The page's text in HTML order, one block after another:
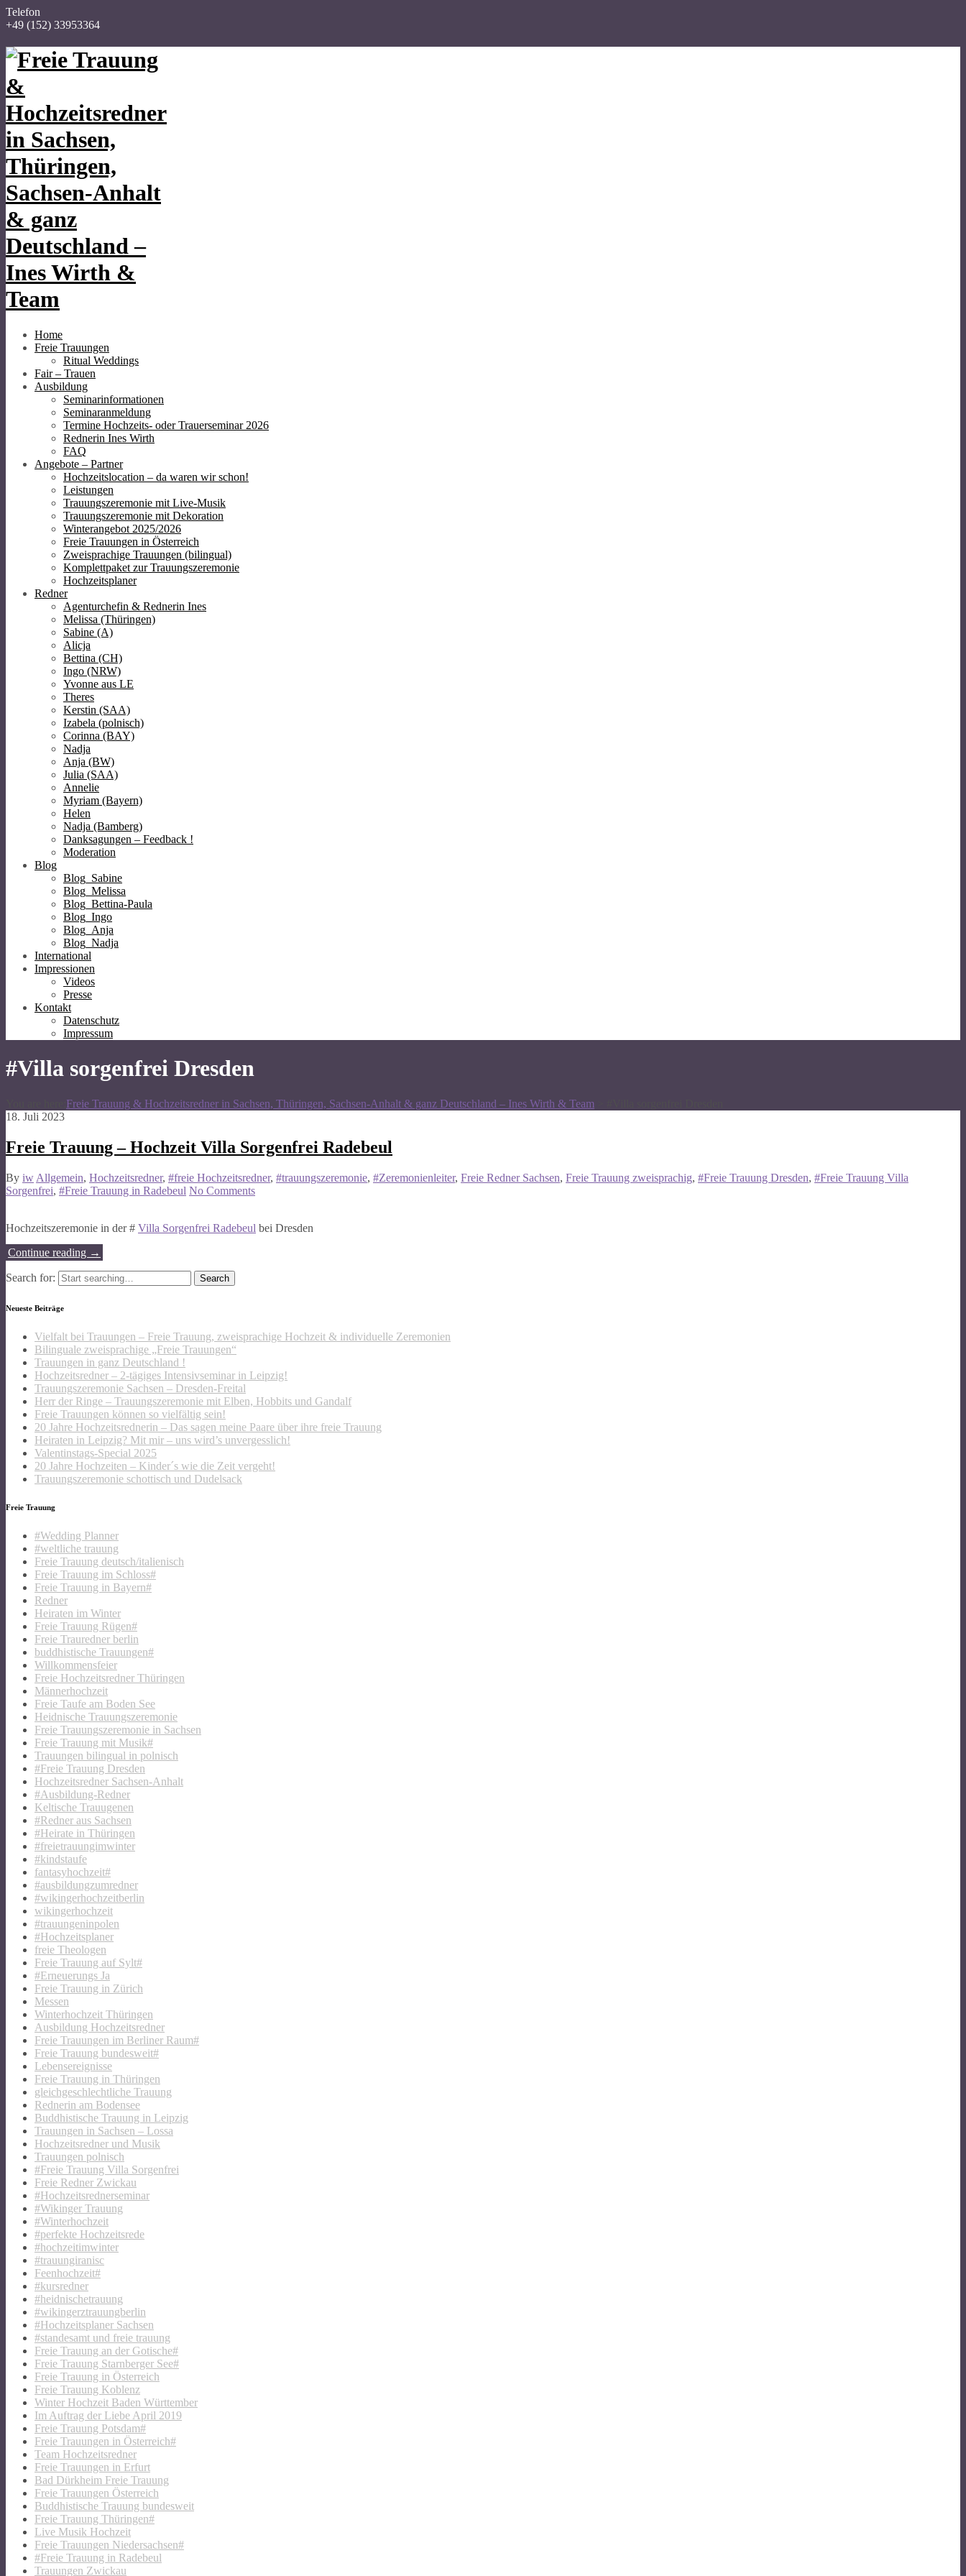
Telefon
+49 (152) 33953364
Home
Freie Trauungen
Ritual Weddings
Fair – Trauen
Ausbildung
Seminarinformationen
Seminaranmeldung
Termine Hochzeits- oder Trauerseminar 2026
Rednerin Ines Wirth
FAQ
Angebote – Partner
Hochzeitslocation – da waren wir schon!
Leistungen
Trauungszeremonie mit Live-Musik
Trauungszeremonie mit Dekoration
Winterangebot 2025/2026
Freie Trauungen in Österreich
Zweisprachige Trauungen (bilingual)
Komplettpaket zur Trauungszeremonie
Hochzeitsplaner
Redner
Agenturchefin & Rednerin Ines
Melissa (Thüringen)
Sabine (A)
Alicja
Bettina (CH)
Ingo (NRW)
Yvonne aus LE
Theres
Kerstin (SAA)
Izabela (polnisch)
Corinna (BAY)
Nadja
Anja (BW)
Julia (SAA)
Annelie
Myriam (Bayern)
Helen
Nadja (Bamberg)
Danksagungen – Feedback !
Moderation
Blog
Blog_Sabine
Blog_Melissa
Blog_Bettina-Paula
Blog_Ingo
Blog_Anja
Blog_Nadja
International
Impressionen
Videos
Presse
Kontakt
Datenschutz
Impressum
#Villa sorgenfrei Dresden
Freie Trauung & Hochzeitsredner in Sachsen, Thüringen, Sachsen-Anhalt & ganz Deutschland – Ines Wirth & Team
18. Juli 2023
Freie Trauung – Hochzeit Villa Sorgenfrei Radebeul
By iw Allgemein, Hochzeitsredner, #freie Hochzeitsredner, #trauungszeremonie, #Zeremonienleiter, Freie Redner Sachsen, Freie Trauung zweisprachig, #Freie Trauung Dresden, #Freie Trauung Villa
Sorgenfrei, #Freie Trauung in Radebeul No Comments
Hochzeitszeremonie in der # Villa Sorgenfrei Radebeul bei Dresden
Continue reading →
Search for:
Neueste Beiträge
Vielfalt bei Trauungen – Freie Trauung, zweisprachige Hochzeit & individuelle Zeremonien
Bilinguale zweisprachige „Freie Trauungen“
Trauungen in ganz Deutschland !
Hochzeitsredner – 2-tägiges Intensivseminar in Leipzig!
Trauungszeremonie Sachsen – Dresden-Freital
Herr der Ringe – Trauungszeremonie mit Elben, Hobbits und Gandalf
Freie Trauungen können so vielfältig sein!
20 Jahre Hochzeitsrednerin – Das sagen meine Paare über ihre freie Trauung
Heiraten in Leipzig? Mit mir – uns wird’s unvergesslich!
Valentinstags-Special 2025
20 Jahre Hochzeiten – Kinder´s wie die Zeit vergeht!
Trauungszeremonie schottisch und Dudelsack
Freie Trauung
#Wedding Planner
#weltliche trauung
Freie Trauung deutsch/italienisch
Freie Trauung im Schloss#
Freie Trauung in Bayern#
Redner
Heiraten im Winter
Freie Trauung Rügen#
Freie Trauredner berlin
buddhistische Trauungen#
Willkommensfeier
Freie Hochzeitsredner Thüringen
Männerhochzeit
Freie Taufe am Boden See
Heidnische Trauungszeremonie
Freie Trauungszeremonie in Sachsen
Freie Trauung mit Musik#
Trauungen bilingual in polnisch
#Freie Trauung Dresden
Hochzeitsredner Sachsen-Anhalt
#Ausbildung-Redner
Keltische Trauugenen
#Redner aus Sachsen
#Heirate in Thüringen
#freietrauungimwinter
#kindstaufe
fantasyhochzeit#
#ausbildungzumredner
#wikingerhochzeitberlin
wikingerhochzeit
#trauungeninpolen
#Hochzeitsplaner
freie Theologen
Freie Trauung auf Sylt#
#Erneuerungs Ja
Freie Trauung in Zürich
Messen
Winterhochzeit Thüringen
Ausbildung Hochzeitsredner
Freie Trauungen im Berliner Raum#
Freie Trauung bundesweit#
Lebensereignisse
Freie Trauung in Thüringen
gleichgeschlechtliche Trauung
Rednerin am Bodensee
Buddhistische Trauung in Leipzig
Trauungen in Sachsen – Lossa
Hochzeitsredner und Musik
Trauungen polnisch
#Freie Trauung Villa Sorgenfrei
Freie Redner Zwickau
#Hochzeitsrednerseminar
#Wikinger Trauung
#Winterhochzeit
#perfekte Hochzeitsrede
#hochzeitimwinter
#trauungiranisc
Feenhochzeit#
#kursredner
#heidnischetrauung
#wikingerztrauungberlin
#Hochzeitsplaner Sachsen
#standesamt und freie trauung
Freie Trauung an der Gotische#
Freie Trauung Starnberger See#
Freie Trauung in Österreich
Freie Trauung Koblenz
Winter Hochzeit Baden Württember
Im Auftrag der Liebe April 2019
Freie Trauung Potsdam#
Freie Trauungen in Österreich#
Team Hochzeitsredner
Freie Trauungen in Erfurt
Bad Dürkheim Freie Trauung
Freie Trauungen Österreich
Buddhistische Trauung bundesweit
Freie Trauung Thüringen#
Live Musik Hochzeit
Freie Trauungen Niedersachsen#
#Freie Trauung in Radebeul
Trauungen Zwickau